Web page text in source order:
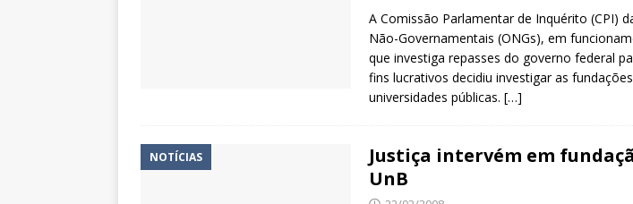
A Comissão Parlamentar de Inquérito (CPI)
Não-Governamentais (ONGs), em
que investiga repasses do governo federal
fins lucrativos decidiu investigar as
universidades públicas. […]
NOTÍCIAS
Justiça intervém em
UnB